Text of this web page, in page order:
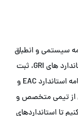
سیستمی و انطباق
محصول، ارزیابی ESG بر اساس مجموعه استاندارد های GRI، ثبت
شرکت‌های ایرانی در FDA-FFR، صدور گواهینامه استاندارد EAC و
از تیمی متخصص و
تا استانداردهای